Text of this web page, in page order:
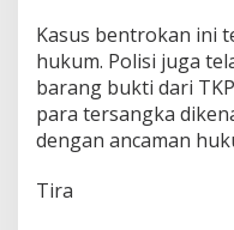
Kasus bentrokan ini
hukum. Polisi juga
barang bukti dari
para tersangka
dengan ancaman
Tira